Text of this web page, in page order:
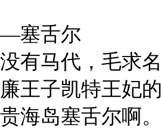
塞舌尔
有马代，毛求
王子凯特王妃
海岛塞舌尔啊